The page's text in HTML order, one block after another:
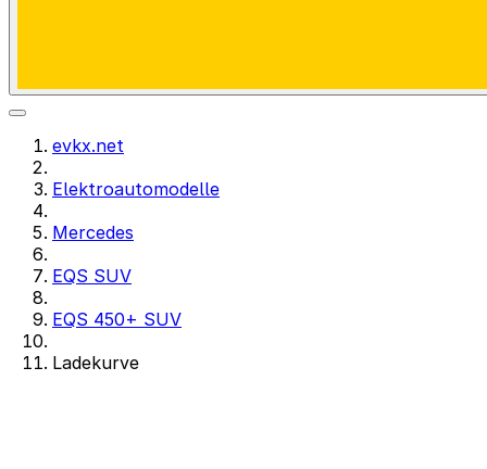
evkx.net
Elektroautomodelle
Mercedes
EQS SUV
EQS 450+ SUV
Ladekurve